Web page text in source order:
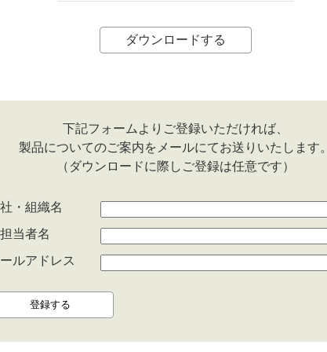
ダウンロードする
下記フォームよりご登録いただければ、
製品についてのご案内をメールにてお送りいたします。
（ダウンロードに際しご登録は任意です）
・組織名
当者名
ールアドレス